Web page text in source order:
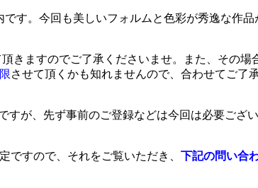
す。今回も美しいフォルムと色彩が秀逸な作
きますのでご了承くださいませ。また、その場
させて頂くかも知れませんので、合わせてご了
すが、先ず事前のご登録などは今回は必要ござ
ですので、それをご覧いただき、 下記の問い合